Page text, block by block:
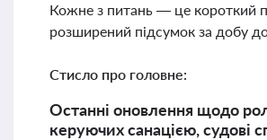
Кожне з питань — це короткий
розширений підсумок за добу
Стисло про головне:
Останні оновлення щодо
керуючих санацією, судові